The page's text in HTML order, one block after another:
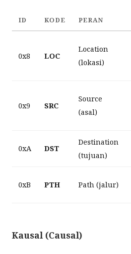
ID KODE PERAN
0x8 LOC
Location
(lokasi)
0x9 SRC
Source
(asal)
0xA DST
Destination
(tujuan)
0xB PTH Path (jalur)
Kausal (Causal)